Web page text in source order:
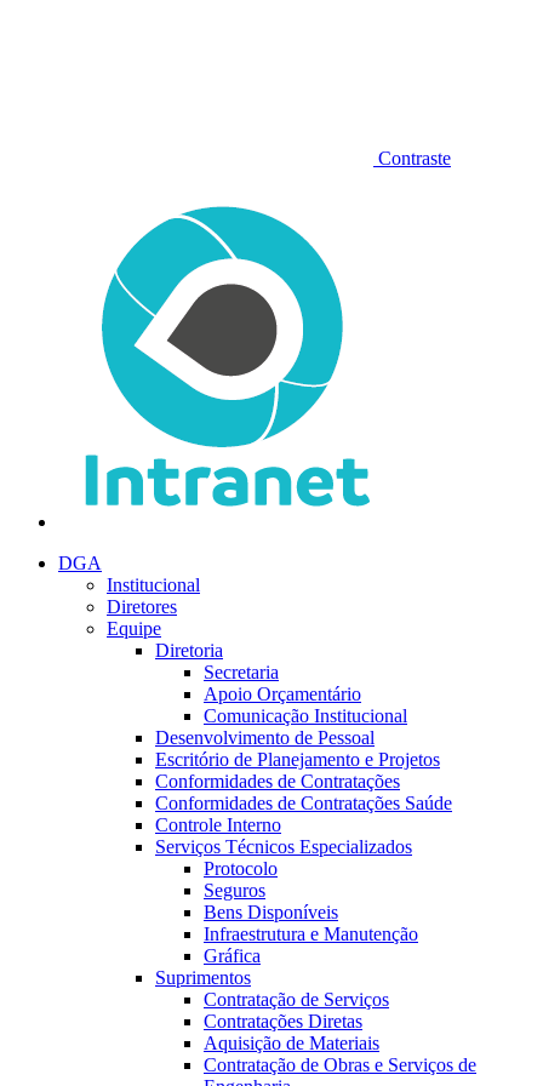
Contraste
DGA
Institucional
Diretores
Equipe
Diretoria
Secretaria
Apoio Orçamentário
Comunicação Institucional
Desenvolvimento de Pessoal
Escritório de Planejamento e Projetos
Conformidades de Contratações
Conformidades de Contratações Saúde
Controle Interno
Serviços Técnicos Especializados
Protocolo
Seguros
Bens Disponíveis
Infraestrutura e Manutenção
Gráfica
Suprimentos
Contratação de Serviços
Contratações Diretas
Aquisição de Materiais
Contratação de Obras e Serviços de